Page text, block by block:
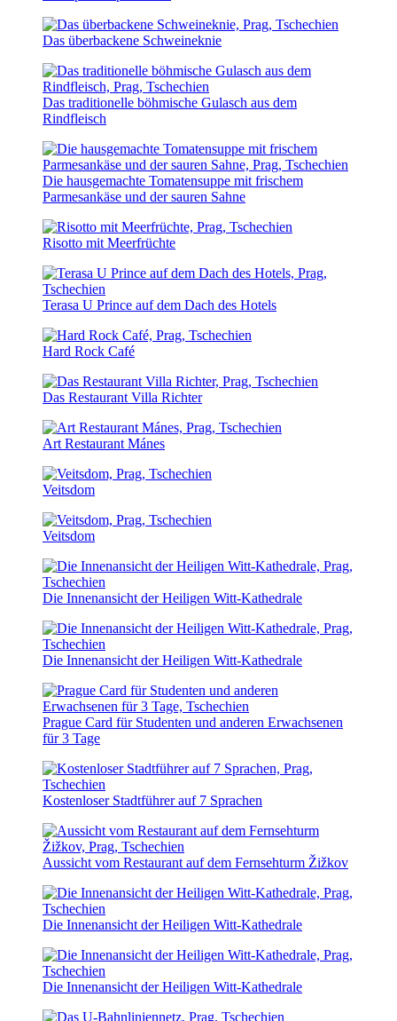
Das überbackene Schweineknie
Das traditionelle böhmische Gulasch aus dem
Rindfleisch
Die hausgemachte Tomatensuppe mit frischem
Parmesankäse und der sauren Sahne
Risotto mit Meerfrüchte
Terasa U Prince auf dem Dach des Hotels
Hard Rock Café
Das Restaurant Villa Richter
Art Restaurant Mánes
Veitsdom
Veitsdom
Die Innenansicht der Heiligen Witt-Kathedrale
Die Innenansicht der Heiligen Witt-Kathedrale
Prague Card für Studenten und anderen Erwachsenen
für 3 Tage
Kostenloser Stadtführer auf 7 Sprachen
Aussicht vom Restaurant auf dem Fernsehturm Žižkov
Die Innenansicht der Heiligen Witt-Kathedrale
Die Innenansicht der Heiligen Witt-Kathedrale